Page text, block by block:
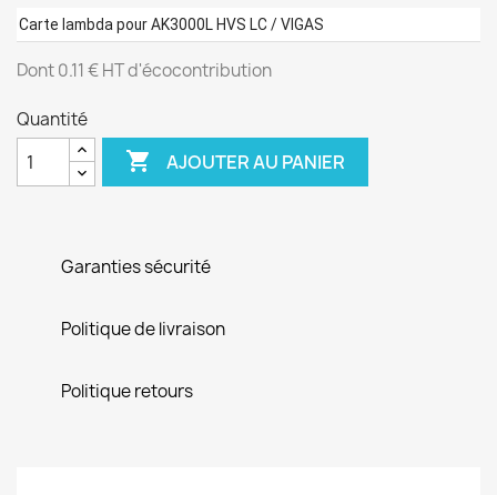
Carte lambda pour AK3000L HVS LC / VIGAS
Dont 0.11 € HT d'écocontribution
Quantité
 AJOUTER AU PANIER
Garanties sécurité
Politique de livraison
Politique retours